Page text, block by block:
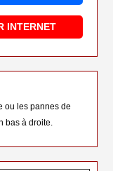
INTERNET
ou les pannes de
bas à droite.